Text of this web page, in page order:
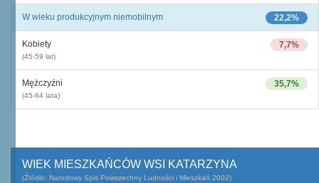
22,2%
W wieku produkcyjnym niemobilnym
7,7%
Kobiety
(45-59 lat)
35,7%
Mężczyźni
(45-64 lata)
WIEK MIESZKAŃCÓW WSI KATARZYNA
(Źródło: Narodowy Spis Powszechny Ludności i Mieszkań 2002)